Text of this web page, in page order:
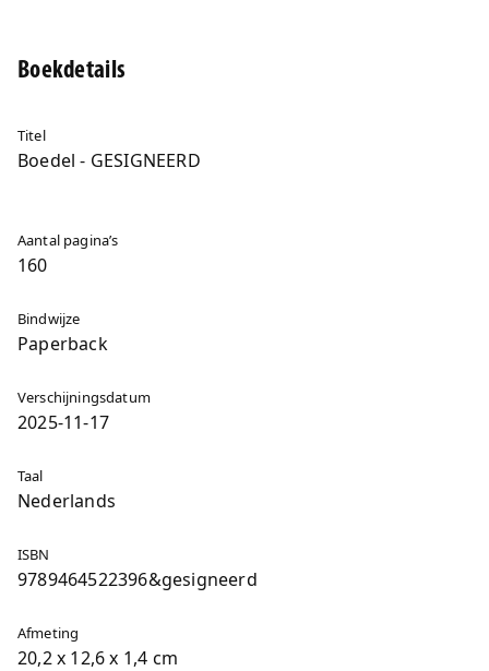
Boekdetails
Titel
Boedel - GESIGNEERD
Aantal pagina’s
160
Bindwijze
Paperback
Verschijningsdatum
2025-11-17
Taal
Nederlands
ISBN
9789464522396&gesigneerd
Afmeting
20,2 x 12,6 x 1,4 cm